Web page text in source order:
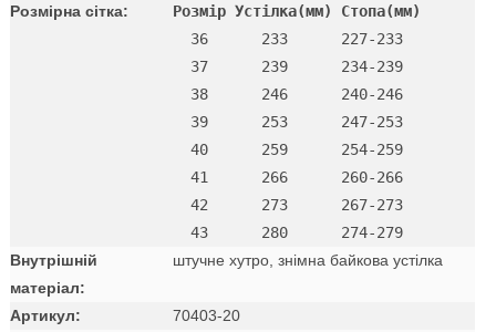
Розмірна сітка:
Розмір Устілка(мм) Стопа(мм)
  36      233      227-233
  37      239      234-239
  38      246      240-246
  39      253      247-253
  40      259      254-259
  41      266      260-266
  42      273      267-273
Внутрішній
матеріал:
штучне хутро, знімна байкова устілка
Артикул:
70403-20